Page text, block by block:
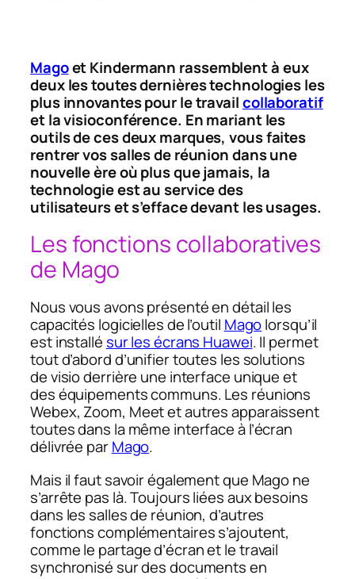
Magoet Kindermann rassemblent à eux
deux les toutes dernières technologies les
plus innovantes pour le travailcollaboratif
et la visioconférence. En mariant les
outils de ces deux marques, vous faites
rentrer vos salles de réunion dans une
nouvelle ère où plus que jamais, la
technologie est au service des
utilisateurs et s’efface devant les usages.
Les fonctions collaboratives
de Mago
Nous vous avons présenté en détail les
capacités logicielles de l’outil Magolorsqu’il
est installésur les écrans Huawei. Il permet
tout d’abord d’unifier toutes les solutions
de visio derrière une interface unique et
des équipements communs. Les réunions
Webex, Zoom, Meet et autres apparaissent
toutes dans la même interface à l’écran
délivrée parMago.
Mais il faut savoir également que Mago ne
s’arrête pas là. Toujours liées aux besoins
dans les salles de réunion, d’autres
fonctions complémentaires s’ajoutent,
comme le partage d’écran et le travail
synchronisé sur des documents en